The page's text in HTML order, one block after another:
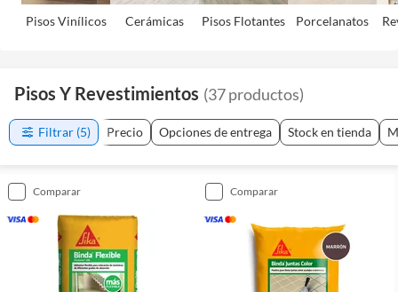
Pisos Viní­licos Cerámicas Pisos Flotantes Porcelanatos
Pisos Y Revestimientos (37productos)
Filtrar (5) Precio Opciones de entrega Stock en tienda
comparar comparar